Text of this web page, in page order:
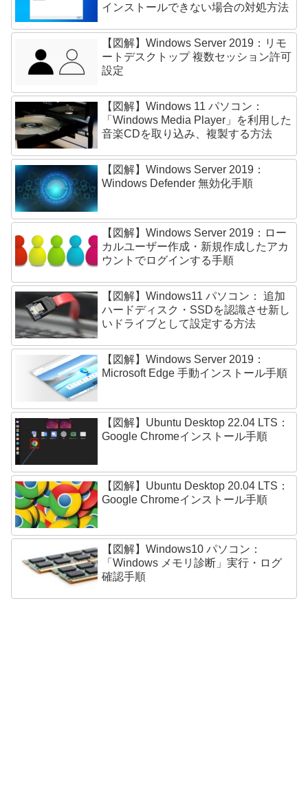
インストールできない場合の対処方法
【図解】Windows Server 2019：リモ
ートデスクトップ 複数セッション許可
設定
【図解】Windows 11 パソコン：
「Windows Media Player」を利用した
音楽CDを取り込み、複製する方法
【図解】Windows Server 2019：
Windows Defender 無効化手順
【図解】Windows Server 2019：ロー
カルユーザー作成・新規作成したアカ
ウントでログインする手順
【図解】Windows11 パソコン： 追加
ハードディスク・SSDを認識させ新し
いドライブとして設定する方法
【図解】Windows Server 2019：
Microsoft Edge 手動インストール手順
【図解】Ubuntu Desktop 22.04 LTS：
Google Chromeインストール手順
【図解】Ubuntu Desktop 20.04 LTS：
Google Chromeインストール手順
【図解】Windows10 パソコン：
「Windows メモリ診断」実行・ログ
確認手順